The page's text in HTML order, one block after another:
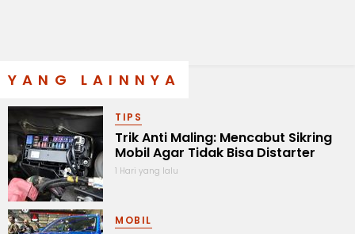
YANG LAINNYA
TIPS
Trik Anti Maling: Mencabut Sikring
Mobil Agar Tidak Bisa Distarter
1 Hari yang lalu
MOBIL